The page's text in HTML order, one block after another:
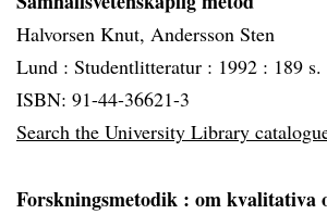
Halvorsen Knut, Andersson Sten
Lund : Studentlitteratur : 1992 : 189 s.
ISBN: 91-44-36621-3
Search the University Library
Forskningsmetodik : om kvalitativa